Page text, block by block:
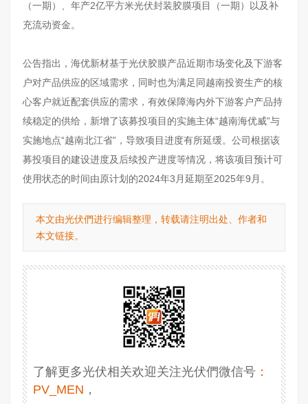
（一期）、年产2亿平方米光伏封装胶膜项目（一期）以及补
充流动资金。
公告指出，海优新材基于光伏胶膜产品近期市场变化及下游客
户对产品供应的区域需求，同时也为满足同越南投资生产的核
心客户就近配套供应的需求，有效保障海内外下游客户产品持
续稳定的供给，新增了该募投项目的实施主体“越南海优威”与
实施地点“越南北江省”，导致项目进度有所延缓。公司根据该
募投项目的建设进度及后续投产进度等情况，将该项目预计可
使用状态的时间由原计划的2024年3月延期至2025年9月。
本文由光伏們进行编辑整理，转载请注明出处、作者和
本文链接。
了解更多光伏相关欢迎关注光伏們微信号 ：
PV_MEN ，